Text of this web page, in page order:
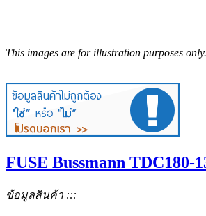
This images are for illustration purposes only.
FUSE Bussmann TDC180-
ข้อมูลสินค้า :::